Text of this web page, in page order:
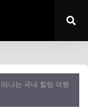
나는 국내 힐링 여행